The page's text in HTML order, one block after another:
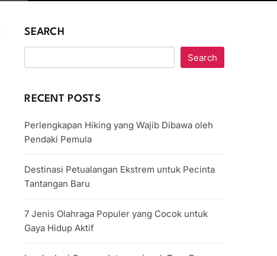
SEARCH
Search
RECENT POSTS
Perlengkapan Hiking yang Wajib Dibawa oleh
Pendaki Pemula
Destinasi Petualangan Ekstrem untuk Pecinta
Tantangan Baru
7 Jenis Olahraga Populer yang Cocok untuk
Gaya Hidup Aktif